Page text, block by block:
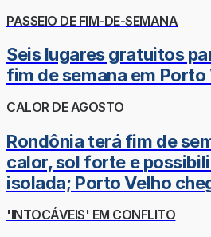
PASSEIO DE FIM-DE-SEMANA
Seis lugares gratuitos
fim de semana em Porto
CALOR DE AGOSTO
Rondônia terá fim de
calor, sol forte e
isolada; Porto Velho
'INTOCÁVEIS' EM CONFLITO